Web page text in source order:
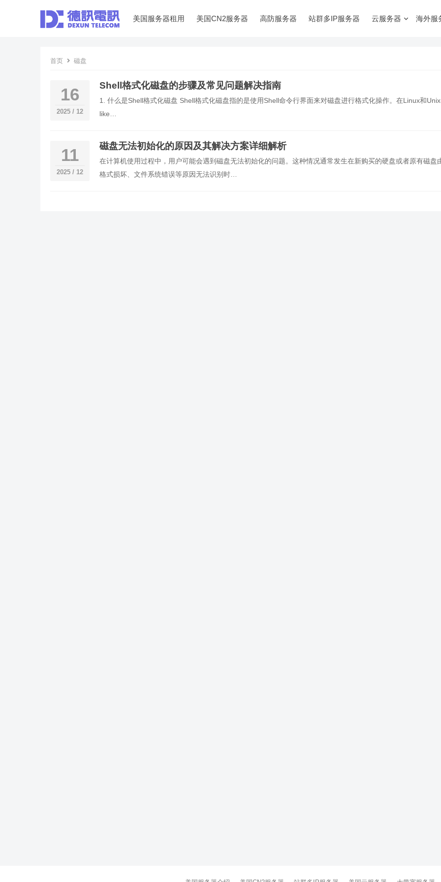
美国服务器租用 美国CN2服务器 高防服务器 站群多IP服务器 云服务器 海外服
首页 磁盘
16
2025 / 12
Shell格式化磁盘的步骤及常见问题解决指南
1. 什么是Shell格式化磁盘 Shell格式化磁盘指的是使用Shell命令行界面来对磁盘进行格式化操作。在Linux和
like…
11
2025 / 12
磁盘无法初始化的原因及其解决方案详细解析
在计算机使用过程中，用户可能会遇到磁盘无法初始化的问题。这种情况通常发生在新购买的硬盘或者原有磁盘
格式损坏、文件系统错误等原因无法识别时…